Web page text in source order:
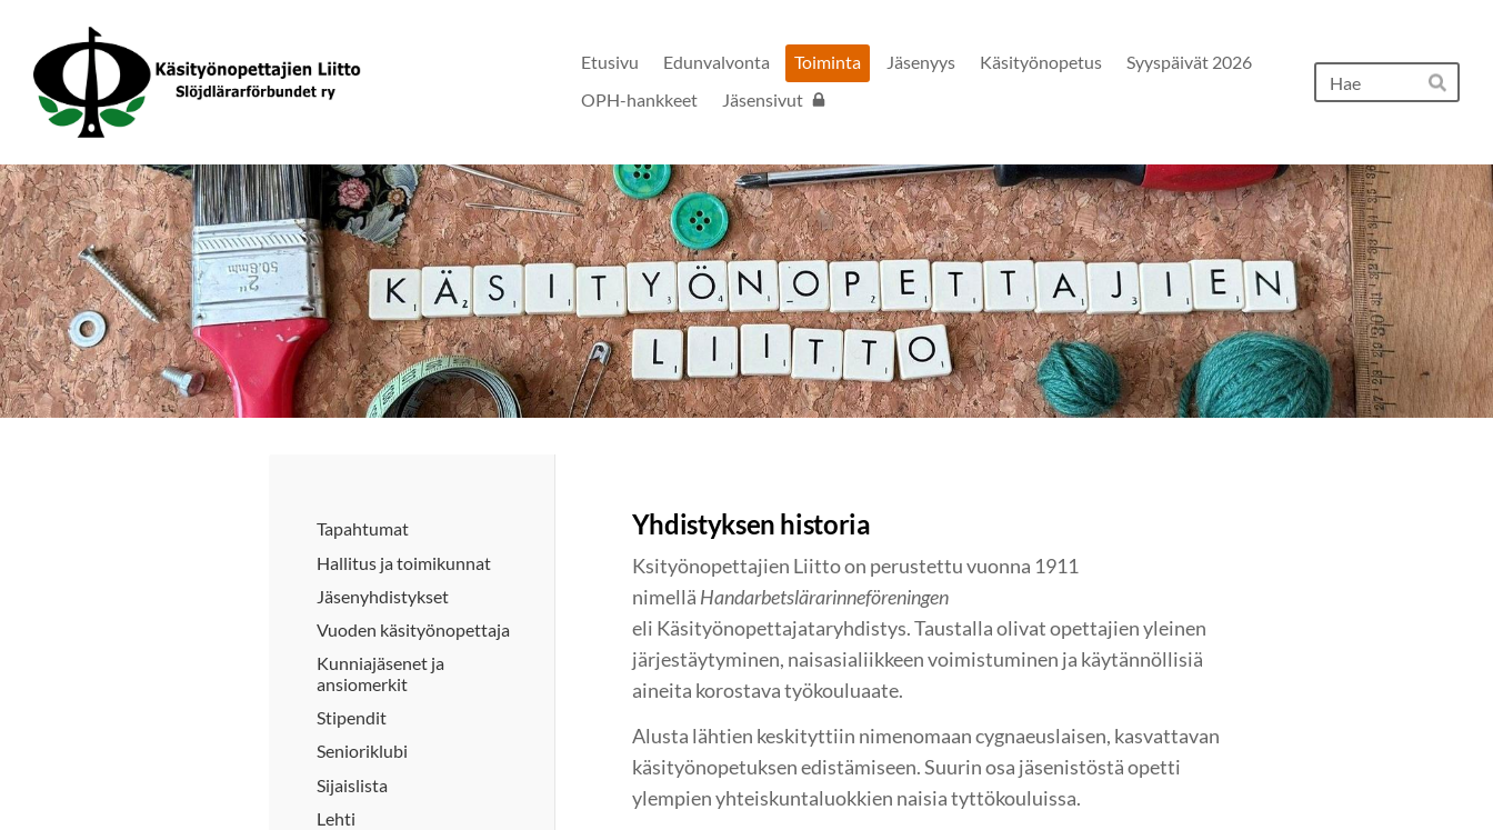
sivun
sisältöön
Käsityönopettajien Liitto
Etusivu Edunvalvonta Toiminta Jäsenyys Käsityönopetus
Syyspäivät 2026
OPH-hankkeet
Jäsensivut Hae
Tapahtumat
Hallitus ja toimikunnat
Jäsenyhdistykset
Vuoden käsityönopettaja
Kunniajäsenet ja
ansiomerkit
Stipendit
Senioriklubi
Sijaislista
Lehti
Yhdistyksen historia
Ksityönopettajien Liitto on perustettu vuonna 1911
nimellä Handarbetslärarinneföreningen
eli Käsityönopettajataryhdistys. Taustalla olivat opettajien yleinen
järjestäytyminen, naisasialiikkeen voimistuminen ja käytännöllisiä
aineita korostava työkouluaate.
Alusta lähtien keskityttiin nimenomaan cygnaeuslaisen, kasvattavan
käsityönopetuksen edistämiseen. Suurin osa jäsenistöstä opetti
ylempien yhteiskuntaluokkien naisia tyttökouluissa.